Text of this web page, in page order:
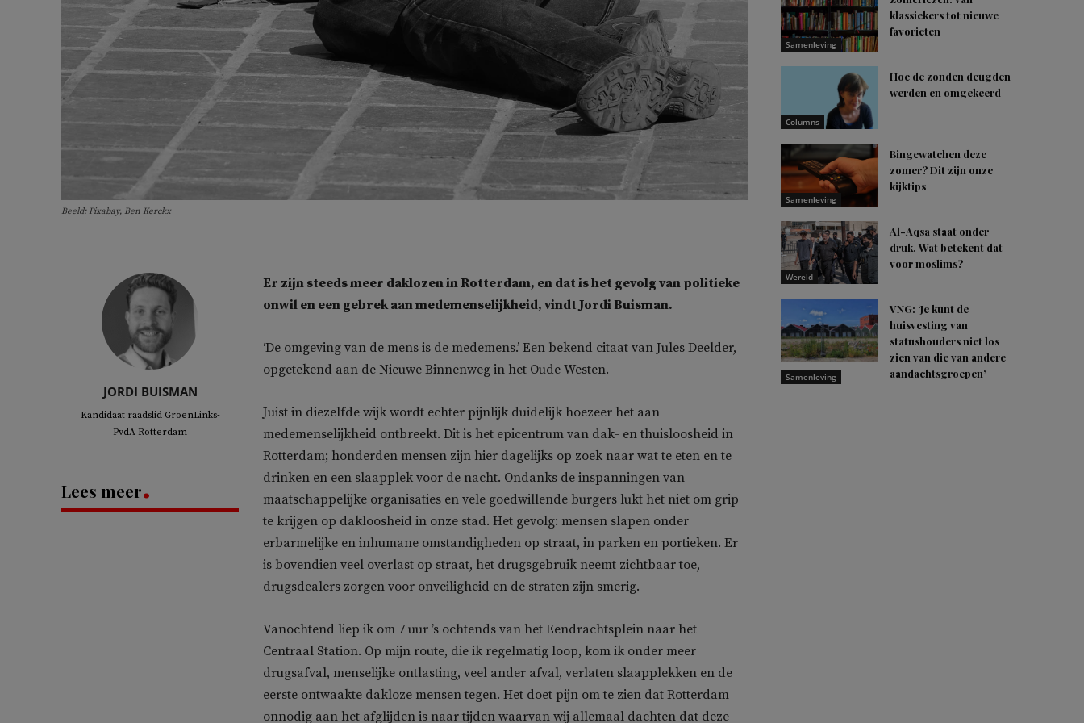
Beeld: Pixabay, Ben Kerckx
JORDI BUISMAN
Kandidaat raadslid GroenLinks-
PvdA Rotterdam
Lees meer
Er zijn steeds meer daklozen in Rotterdam, en dat is het gevolg van politieke
onwil en een gebrek aan medemenselijkheid, vindt Jordi Buisman.
‘De omgeving van de mens is de medemens.’ Een bekend citaat van Jules Deelder,
opgetekend aan de Nieuwe Binnenweg in het Oude Westen.
Juist in diezelfde wijk wordt echter pijnlijk duidelijk hoezeer het aan
medemenselijkheid ontbreekt. Dit is het epicentrum van dak- en thuisloosheid in
Rotterdam; honderden mensen zijn hier dagelijks op zoek naar wat te eten en te
drinken en een slaapplek voor de nacht. Ondanks de inspanningen van
maatschappelijke organisaties en vele goedwillende burgers lukt het niet om grip
te krijgen op dakloosheid in onze stad. Het gevolg: mensen slapen onder
erbarmelijke en inhumane omstandigheden op straat, in parken en portieken. Er
is bovendien veel overlast op straat, het drugsgebruik neemt zichtbaar toe,
drugsdealers zorgen voor onveiligheid en de straten zijn smerig.
Vanochtend liep ik om 7 uur ’s ochtends van het Eendrachtsplein naar het
Centraal Station. Op mijn route, die ik regelmatig loop, kom ik onder meer
drugsafval, menselijke ontlasting, veel ander afval, verlaten slaapplekken en de
eerste ontwaakte dakloze mensen tegen. Het doet pijn om te zien dat Rotterdam
onnodig aan het afglijden is naar tijden waarvan wij allemaal dachten dat deze
Samenleving
klassiekers tot nieuwe
favorieten
Columns
Hoe de zonden deugden
werden en omgekeerd
Samenleving
Bingewatchen deze
zomer? Dit zijn onze
kijktips
Wereld
Al-Aqsa staat onder
druk. Wat betekent dat
voor moslims?
Samenleving
VNG: ‘Je kunt de
huisvesting van
statushouders niet los
zien van die van andere
aandachtsgroepen’